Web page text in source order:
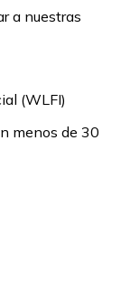
a nuestras
(WLFI)
menos de 30